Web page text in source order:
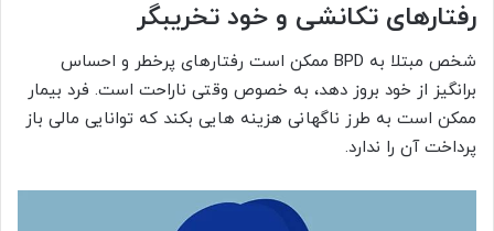
رفتارهای تکانشی و خود تخریبگر
شخص مبتلا به BPD ممکن است رفتارهای پرخطر و احساس
برانگیز از خود بروز دهد، به خصوص وقتی ناراحت است. فرد بیمار
ممکن است به طرز ناگهانی هزینه هایی بکند که توانایی مالی باز
پرداخت آن را ندارد.